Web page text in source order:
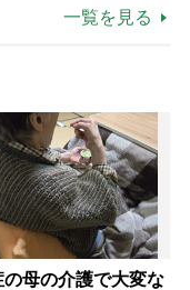
一覧を見る
の母の介護で大変な